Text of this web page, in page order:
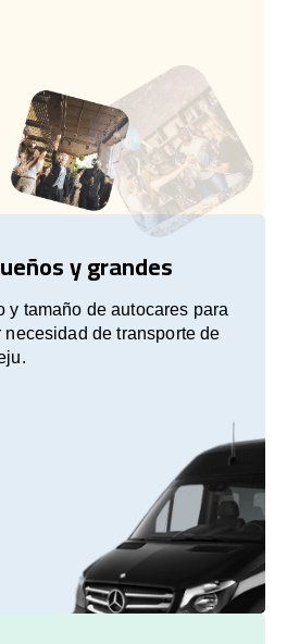
y grandes
y tamaño de autocares para
de transporte de